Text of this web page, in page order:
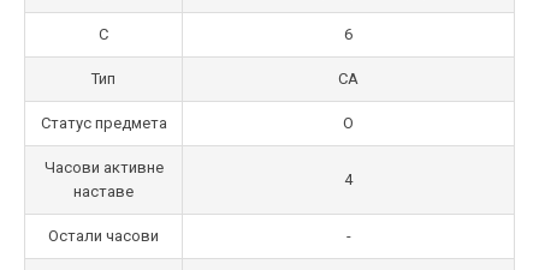
С 6
Тип СА
Статус предмета О
Часови активне
наставе
4
Остали часови -